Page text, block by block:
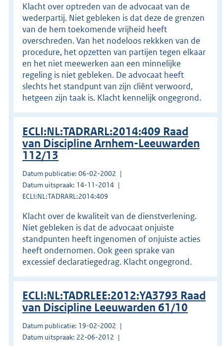
Klacht over optreden van de advocaat van de
wederpartij. Niet gebleken is dat deze de grenzen
van de hem toekomende vrijheid heeft
overschreden. Van het nodeloos rekkken van de
procedure, het opzetten van partijen tegen elkaar
en het niet meewerken aan een minnelijke
regeling is niet gebleken. De advocaat heeft
slechts het standpunt van zijn cliënt verwoord,
hetgeen zijn taak is. Klacht kennelijk ongegrond.
ECLI:NL:TADRARL:2014:409 Raad
van Discipline Arnhem-Leeuwarden
112/13
Datum publicatie: 06-02-2002
Datum uitspraak: 14-11-2014
ECLI:NL:TADRARL:2014:409
Klacht over de kwaliteit van de dienstverlening.
Niet gebleken is dat de advocaat onjuiste
standpunten heeft ingenomen of onjuiste acties
heeft ondernomen. Ook geen sprake van
excessief declaratiegedrag. Klacht ongegrond.
ECLI:NL:TADRLEE:2012:YA3793 Raad
van Discipline Leeuwarden 61/10
Datum publicatie: 19-02-2002
Datum uitspraak: 22-06-2012